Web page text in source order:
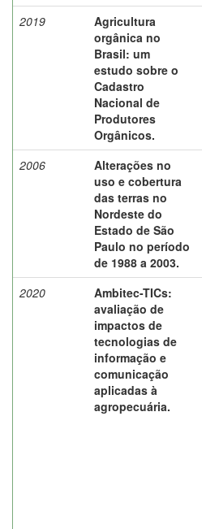
2019
Agricultura
orgânica no
Brasil: um
estudo sobre o
Cadastro
Nacional de
Produtores
Orgânicos.
2006
Alterações no
uso e cobertura
das terras no
Nordeste do
Estado de São
Paulo no período
de 1988 a 2003.
2020
Ambitec-TICs:
avaliação de
impactos de
tecnologias de
informação e
comunicação
aplicadas à
agropecuária.